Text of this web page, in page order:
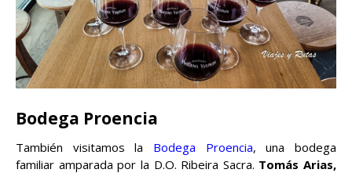
Bodega Proencia
También visitamos la Bodega Proencia, una bodega
familiar amparada por la D.O. Ribeira Sacra. Tomás Arias,